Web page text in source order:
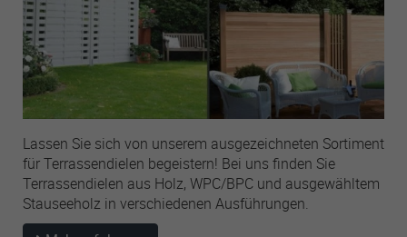
Lassen Sie sich von unserem ausgezeichneten Sortiment
für Terrassendielen begeistern! Bei uns finden Sie
Terrassendielen aus Holz, WPC/BPC und ausgewähltem
Stauseeholz in verschiedenen Ausführungen.